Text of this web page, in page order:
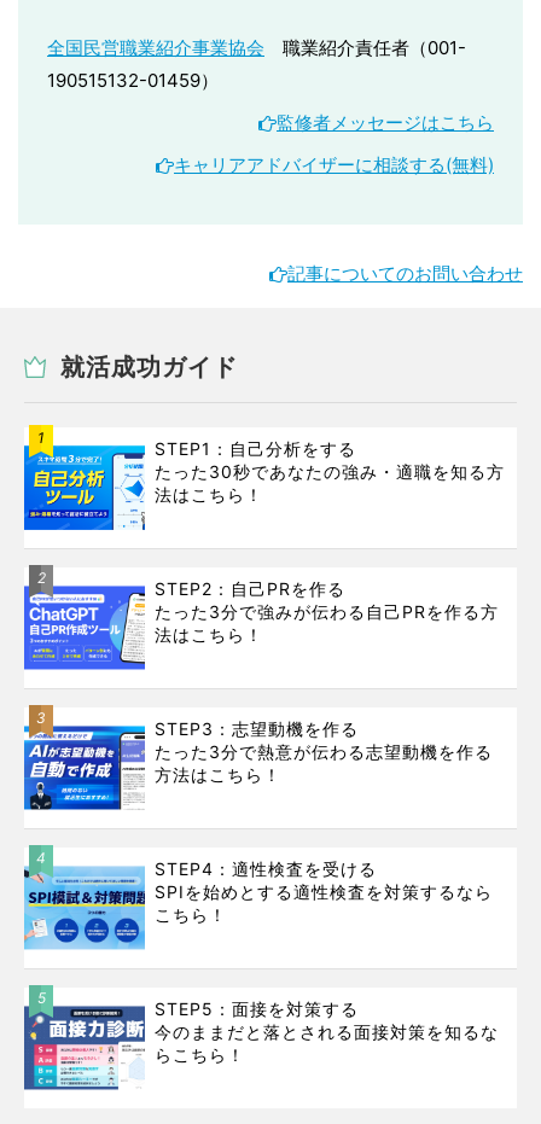
全国民営職業紹介事業協会 職業紹介責任者（001-
190515132-01459）
監修者メッセージはこちら
キャリアアドバイザーに相談する(無料)
記事についてのお問い合わせ
就活成功ガイド
1
STEP1：自己分析をする
たった30秒であなたの強み・適職を知る方
法はこちら！
2
STEP2：自己PRを作る
たった3分で強みが伝わる自己PRを作る方
法はこちら！
3
STEP3：志望動機を作る
たった3分で熱意が伝わる志望動機を作る
方法はこちら！
4
STEP4：適性検査を受ける
SPIを始めとする適性検査を対策するなら
こちら！
5
STEP5：面接を対策する
今のままだと落とされる面接対策を知るな
らこちら！